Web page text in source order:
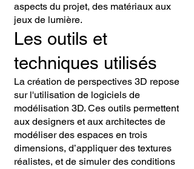
aspects du projet, des matériaux aux
jeux de lumière.
Les outils et
techniques utilisés
La création de perspectives 3D repose
sur l'utilisation de logiciels de
modélisation 3D. Ces outils permettent
aux designers et aux architectes de
modéliser des espaces en trois
dimensions, d’appliquer des textures
réalistes, et de simuler des conditions